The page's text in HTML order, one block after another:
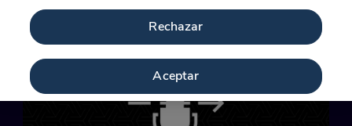
43 min
Rechazar
Aceptar